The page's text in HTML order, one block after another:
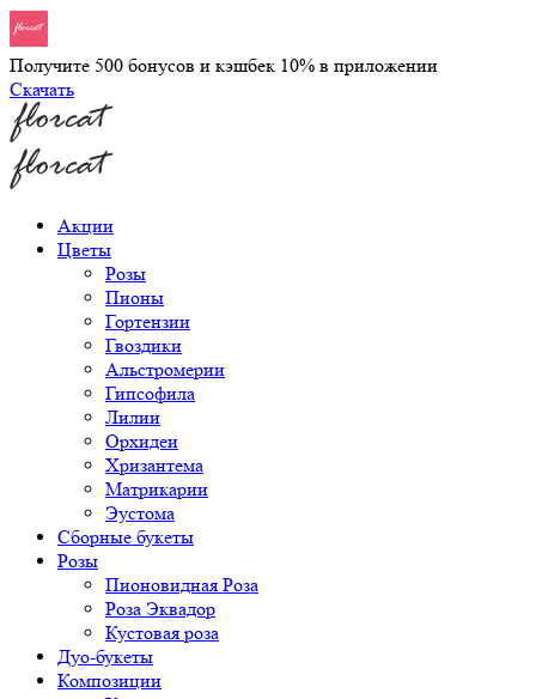
Получите 500 бонусов и кэшбек 10% в приложении
Скачать
Акции
Цветы
Розы
Пионы
Гортензии
Гвоздики
Альстромерии
Гипсофила
Лилии
Орхидеи
Хризантема
Матрикарии
Эустома
Сборные букеты
Розы
Пионовидная Роза
Роза Эквадор
Кустовая роза
Дуо-букеты
Композиции